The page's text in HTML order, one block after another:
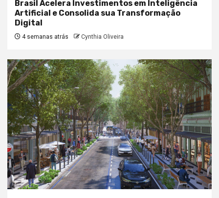
Brasil Acelera Investimentos em Inteligência
Artificial e Consolida sua Transformação
Digital
4 semanas atrás Cynthia Oliveira